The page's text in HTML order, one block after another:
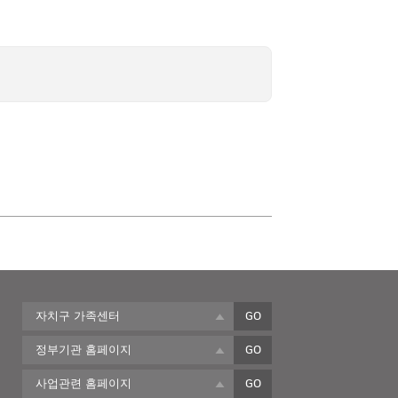
자치구 가족센터 GO
정부기관 홈페이지 GO
사업관련 홈페이지 GO